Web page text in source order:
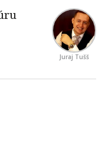
Juraj Tušš